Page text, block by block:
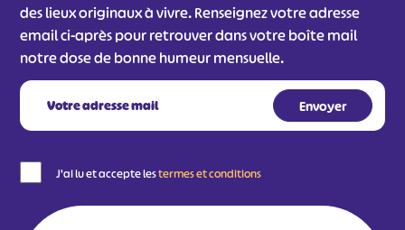
des lieux originaux à vivre. Renseignez votre adresse
email ci-après pour retrouver dans votre boîte mail
notre dose de bonne humeur mensuelle.
J'ai lu et accepte lestermes et conditions
# # #
#
#
#